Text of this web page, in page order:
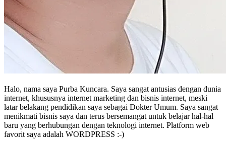
Halo, nama saya Purba Kuncara. Saya sangat antusias dengan dunia
internet, khususnya internet marketing dan bisnis internet, meski
latar belakang pendidikan saya sebagai Dokter Umum. Saya sangat
menikmati bisnis saya dan terus bersemangat untuk belajar hal-hal
baru yang berhubungan dengan teknologi internet. Platform web
favorit saya adalah WORDPRESS :-)